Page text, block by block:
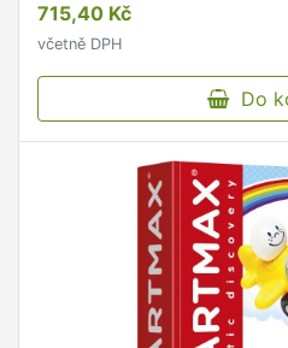
Montessori …
715,40 Kč
včetně DPH
Do